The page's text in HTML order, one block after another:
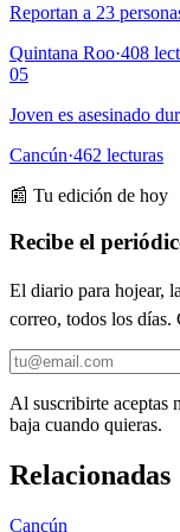
Reportan a 23
Quintana Roo·408
05
Joven es asesinado
Cancún·462 lecturas
📰 Tu edición de hoy
Recibe el
El diario para hojear,
correo, todos los días.
Al suscribirte aceptas
baja cuando quieras.
Relacionadas
Cancún